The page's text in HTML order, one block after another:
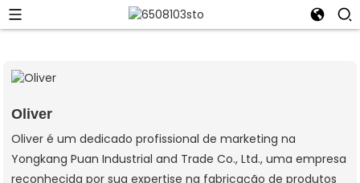
Oliver
Oliver é um dedicado profissional de marketing na
Yongkang Puan Industrial and Trade Co., Ltd., uma empresa
reconhecida por sua expertise na fabricação de produtos